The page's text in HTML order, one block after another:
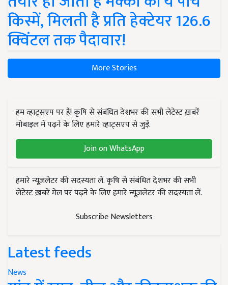
किस्में, मिलती है प्रति हेक्टेयर 126.6
क्विंटल तक पैदावार!
More Stories
हम व्हाट्सएप पर हैं! कृषि से संबंधित देशभर की सभी लेटेस्ट ख़बरें
मोबाइल में पढ़ने के लिए हमारे व्हाट्सएप से जुड़ें.
Join on WhatsApp
हमारे न्यूज़लेटर की सदस्यता लें. कृषि से संबंधित देशभर की सभी
लेटेस्ट ख़बरें मेल पर पढ़ने के लिए हमारे न्यूज़लेटर की सदस्यता लें.
Subscribe Newsletters
Latest feeds
News